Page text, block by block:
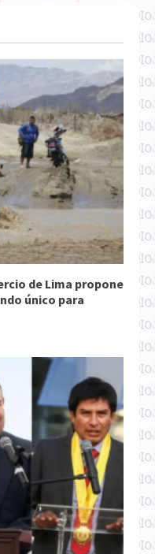
de Lima propone
único para